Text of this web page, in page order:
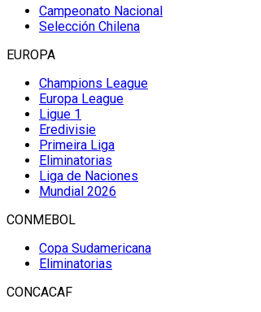
Campeonato Nacional
Selección Chilena
EUROPA
Champions League
Europa League
Ligue 1
Eredivisie
Primeira Liga
Eliminatorias
Liga de Naciones
Mundial 2026
CONMEBOL
Copa Sudamericana
Eliminatorias
CONCACAF